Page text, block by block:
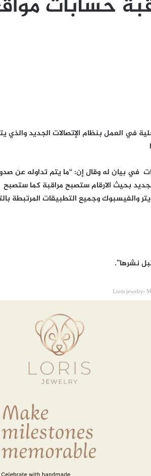
حسابات
في ﺍﻟﻌﻤﻞ ﺑﻨﻈﺎﻡ ﺍﻹﺗﺼﺎﻻﺕ ﺍﻟﺠﺪﻳﺪ والذي
في بيان له وقال إن: “ما يتم تداوله عن
بحيث الارقام ستصبح مراقبة كما ستصبح
والفيسبوك وجميع التطبيقات المرتبطة
نشرها”.
Loris jewelry: